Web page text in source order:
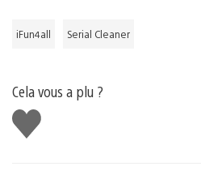
iFun4all Serial Cleaner
Cela vous a plu ?
J'aime